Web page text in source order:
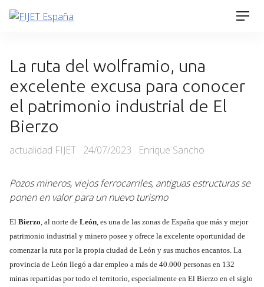
Skip
La ruta del wolframio, una
excelente excusa para conocer
el patrimonio industrial de El
Bierzo
Categories
actualidad FIJET Posted
24/07/2023 Enrique Sancho
Pozos mineros, viejos ferrocarriles, antiguas estructuras se
ponen en valor para un nuevo turismo
El Bierzo , al norte de León , es una de las zonas de España que más y mejor
patrimonio industrial y minero posee y ofrece la excelente oportunidad de
comenzar la ruta por la propia ciudad de León y sus muchos encantos. La
provincia de León llegó a dar empleo a más de 40.000 personas en 132
minas repartidas por todo el territorio, especialmente en El Bierzo en el siglo